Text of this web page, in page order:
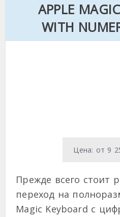
APPLE
WITH
Цена: от 9
Прежде всего стоит
переход на
Magic Keyboard с